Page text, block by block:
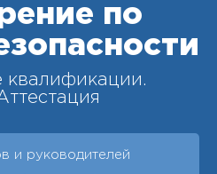
по
и руководителей